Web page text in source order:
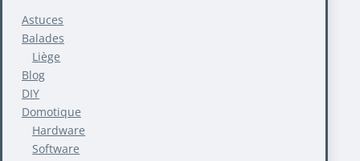
Astuces
Balades
Liège
Blog
DIY
Domotique
Hardware
Software